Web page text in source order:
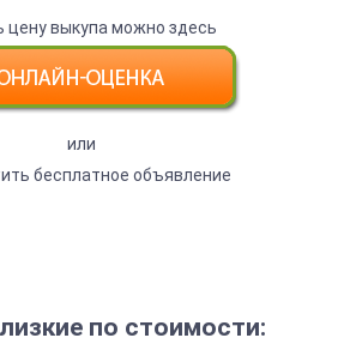
цену выкупа можно здесь
или
бесплатное объявление
по стоимости: